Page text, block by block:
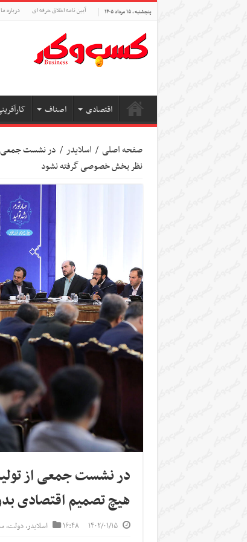
پنجشنبه , ۱۵ مرداد ۱۴۰۵ آیین نامه اخلاق حرفه ای درباره ما
اقتصادی اصناف
صفحه اصلی / اسلایدر / در نشست جمعی
نظر بخش خصوصی گرفته نشود
در نشست جمعی از
هیچ تصمیم اقتصادی
۱۴۰۲/۰۱/۱۵ ۱۶:۴۸ اسلایدر,دولت,